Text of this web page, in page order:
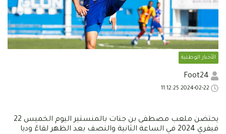
الأخبار الوطنية
يحتضن ملعب مصطفى بن جنات بالمنستير اليوم الخميس 22
فيفري 2024 في الساعة الثانية والنصف بعد الظهر لقاءً وديا